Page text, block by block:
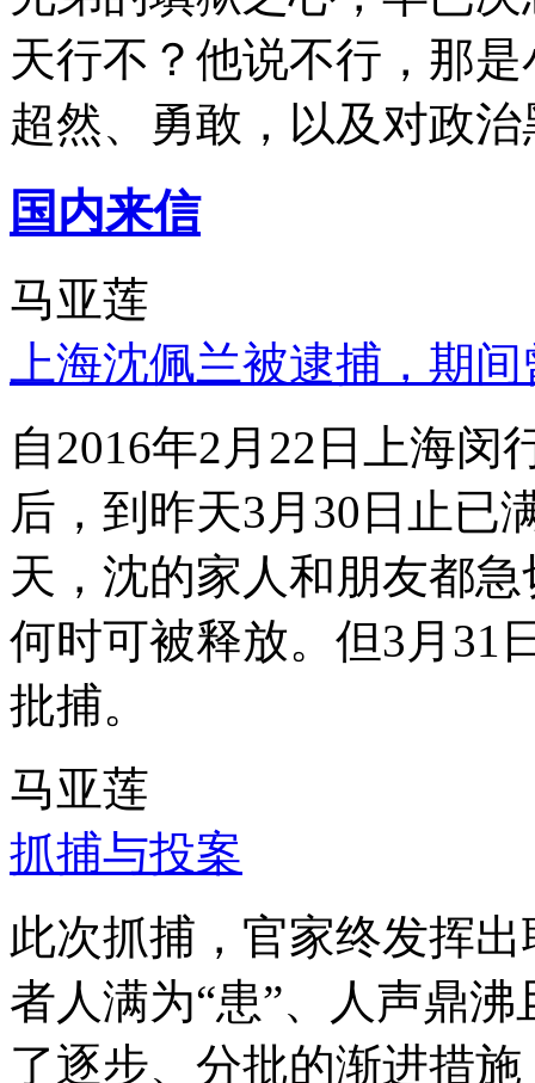
天行不？他说不行，那
超然、勇敢，以及对政
国内来信
马亚莲
上海沈佩兰被逮捕，期
自2016年2月22日上海
后，到昨天3月30日止已
天，沈的家人和朋友都
何时可被释放。但3月31
批捕。
马亚莲
抓捕与投案
此次抓捕，官家终发挥
者人满为“患”、人声鼎
了逐步、分批的渐进措